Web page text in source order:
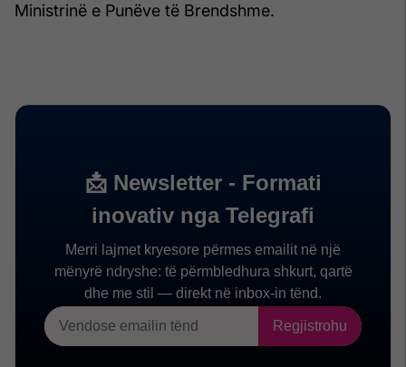
Ministrinë e Punëve të Brendshme.